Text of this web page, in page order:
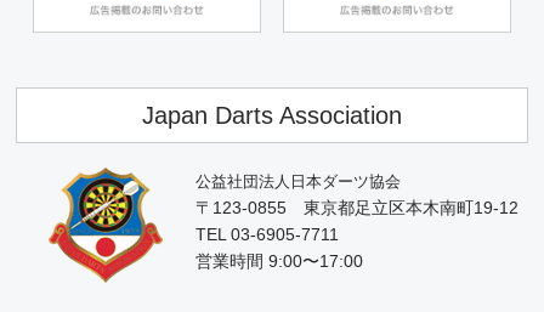
Japan Darts Association
公益社団法人日本ダーツ協会
〒123-0855 東京都足立区本木南町19-12
TEL 03-6905-7711
営業時間 9:00〜17:00